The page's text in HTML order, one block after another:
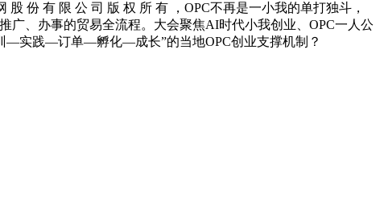
份 有 限 公 司 版 权 所 有 ，OPC不再是一小我的单打独斗，
广、办事的贸易全流程。大会聚焦AI时代小我创业、OPC一人公
—实践—订单—孵化—成长”的当地OPC创业支撑机制？